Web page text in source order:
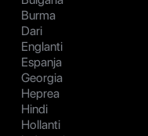
Burma
Dari
Englanti
Espanja
Georgia
Heprea
Hindi
Hollanti